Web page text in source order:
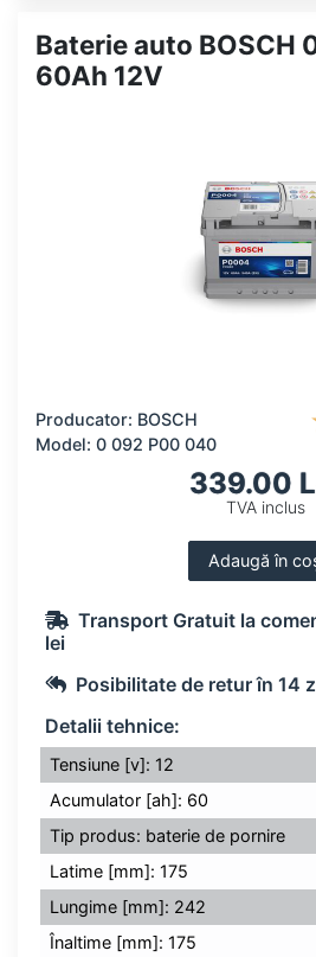
Baterie auto BOSCH
60Ah 12V
Producator: BOSCH
Model: 0 092 P00 040
339.00
TVA inclus
Adaugă în
Transport Gratuit la
lei
Posibilitate de retur în 14
Detalii tehnice:
Tensiune [v]: 12
Acumulator [ah]: 60
Tip produs: baterie de pornire
Latime [mm]: 175
Lungime [mm]: 242
Înaltime [mm]: 175